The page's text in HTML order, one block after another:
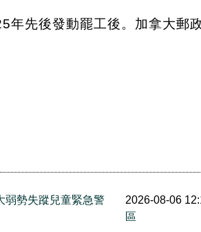
先後發動罷工後。加拿大郵
勢失蹤兒童緊急警
2026-08-06
區